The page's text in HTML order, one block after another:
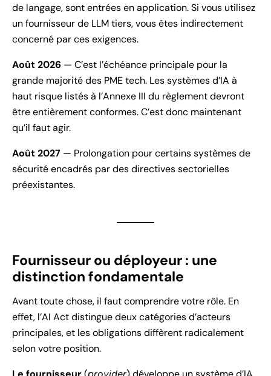
de langage, sont entrées en application. Si vous utilisez
un fournisseur de LLM tiers, vous êtes indirectement
concerné par ces exigences.
Août 2026 — C’est l’échéance principale pour la
grande majorité des PME tech. Les systèmes d’IA à
haut risque listés à l’Annexe III du règlement devront
être entièrement conformes. C’est donc maintenant
qu’il faut agir.
Août 2027 — Prolongation pour certains systèmes de
sécurité encadrés par des directives sectorielles
préexistantes.
Fournisseur ou déployeur : une
distinction fondamentale
Avant toute chose, il faut comprendre votre rôle. En
effet, l’AI Act distingue deux catégories d’acteurs
principales, et les obligations diffèrent radicalement
selon votre position.